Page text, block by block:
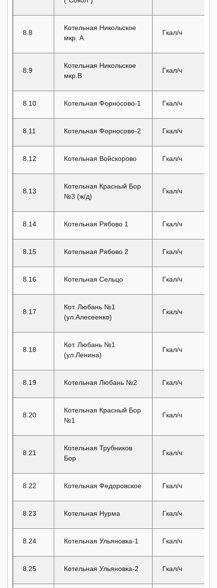
8.8
Котельная Никольское
мкр. А
Гкал/ч
8.9
Котельная Никольское
мкр.В
Гкал/ч
8.10 Котельная Форносово-1 Гкал/ч
8.11 Котельная Форносово-2 Гкал/ч
8.12 Котельная Войскорово Гкал/ч
8.13
Котельная Красный Бор
№3 (ж/д)
Гкал/ч
8.14 Котельная Рябово 1 Гкал/ч
8.15 Котельная Рябово 2 Гкал/ч
8.16 Котельная Сельцо Гкал/ч
8.17
Кот. Любань №1
(ул.Алесеенко)
Гкал/ч
8.18
Кот. Любань №1
(ул.Ленина)
Гкал/ч
8.19 Котельная Любань №2 Гкал/ч
8.20
Котельная Красный Бор
№1
Гкал/ч
8.21
Котельная Трубников
Бор
Гкал/ч
8.22 Котельная Федоровское Гкал/ч
8.23 Котельная Нурма Гкал/ч
8.24 Котельная Ульяновка-1 Гкал/ч
8.25 Котельная Ульяновка-2 Гкал/ч